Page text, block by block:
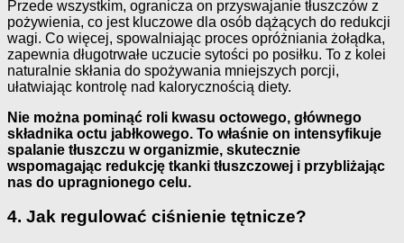
Przede wszystkim, ogranicza on przyswajanie tłuszczów z
pożywienia, co jest kluczowe dla osób dążących do redukcji
wagi. Co więcej, spowalniając proces opróżniania żołądka,
zapewnia długotrwałe uczucie sytości po posiłku. To z kolei
naturalnie skłania do spożywania mniejszych porcji,
ułatwiając kontrolę nad kalorycznością diety.
Nie można pominąć roli kwasu octowego, głównego
składnika octu jabłkowego. To właśnie on intensyfikuje
spalanie tłuszczu w organizmie, skutecznie
wspomagając redukcję tkanki tłuszczowej i przybliżając
nas do upragnionego celu.
4. Jak regulować ciśnienie tętnicze?